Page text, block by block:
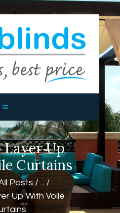
Layer Up
Curtains
Posts
...
Up With Voile
BALLINA AND
BAY
Curtains and Awnings